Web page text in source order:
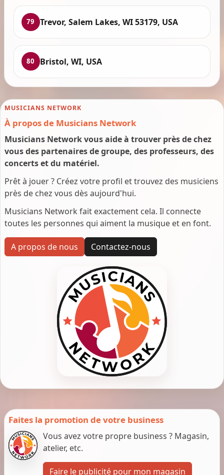
79 Trevor, Salem Lakes, WI 53179, USA
80 Bristol, WI, USA
MUSICIANS NETWORK
À propos de Musicians Network
Musicians Network vous aide à trouver près de chez
vous des partenaires de groupe, des professeurs, des
concerts et du matériel.
Prêt à jouer ? Créez votre profil et trouvez des musiciens
près de chez vous dès aujourd'hui.
Musicians Network fait exactement cela. Il connecte
toutes les personnes qui aiment la musique et en font.
A propos de nous Contactez-nous
Faites la promotion de votre business
Vous avez votre propre business ? Magasin,
atelier, etc.
Faire le publicité pour mon magasin